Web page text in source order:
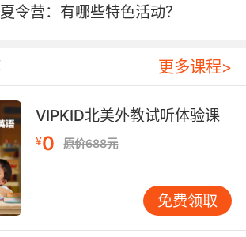
提升3倍。VIPKID学员小明（化
内从基础词汇量不足200跃升至
论古生物学话题。
成果的关键影响
响学习成果。VIPKID采用严格的
要求外教具备TESOL/TEFL双认
于5%。斯坦福大学教育政策研究
显示，持有国际教学资格认证的教
法准确率平均高出18%。平台还
令营：有哪些特色活动？
更多课程>
VIPKID北美外教试听体验课
¥0 原价688元
免费领取